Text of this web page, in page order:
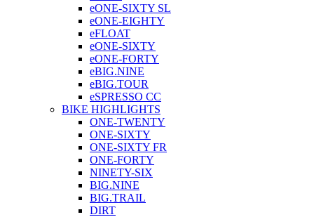
eONE-SIXTY SL
eONE-EIGHTY
eFLOAT
eONE-SIXTY
eONE-FORTY
eBIG.NINE
eBIG.TOUR
eSPRESSO CC
BIKE HIGHLIGHTS
ONE-TWENTY
ONE-SIXTY
ONE-SIXTY FR
ONE-FORTY
NINETY-SIX
BIG.NINE
BIG.TRAIL
DIRT